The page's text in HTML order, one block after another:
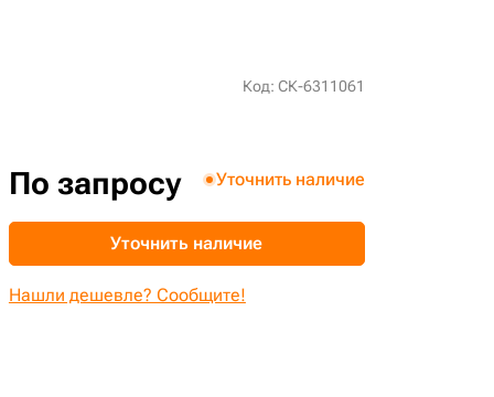
Код: СК-6311061
По запросу Уточнить наличие
Уточнить наличие
Нашли дешевле? Сообщите!